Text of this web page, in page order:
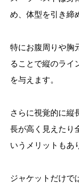
め、体型を引き締
特にお腹周りや胸
ることで縦のライ
を与えます。
さらに視覚的に縦
長が高く見えたり
いうメリットもあ
ジャケットだけで